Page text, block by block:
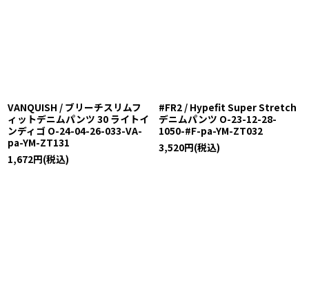
VANQUISH / ブリーチスリムフ
ィットデニムパンツ 30 ライトイ
ンディゴ O-24-04-26-033-VA-
pa-YM-ZT131
1,672円(税込)
#FR2 / Hypefit Super Stretch
デニムパンツ O-23-12-28-
1050-#F-pa-YM-ZT032
3,520円(税込)